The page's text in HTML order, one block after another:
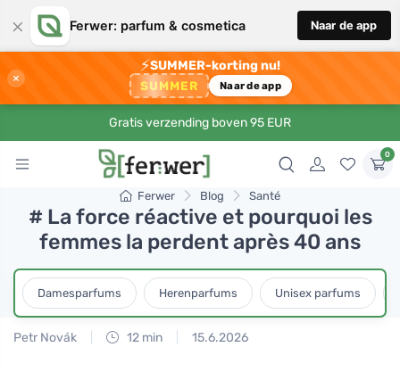
× Ferwer: parfum & cosmetica Naar de app
×
⚡SUMMER-korting nu!
SUMMER Naar de app
Gratis verzending boven 95 EUR
0
Ferwer Blog Santé
# La force réactive et pourquoi les
femmes la perdent après 40 ans
Damesparfums Herenparfums Unisex parfums
Petr Novák 12 min 15.6.2026